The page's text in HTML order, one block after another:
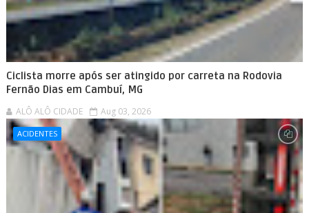
Ciclista morre após ser atingido por carreta na Rodovia
Fernão Dias em Cambuí, MG
ALÔ ALÔ CIDADE Aug 03, 2026
ACIDENTES